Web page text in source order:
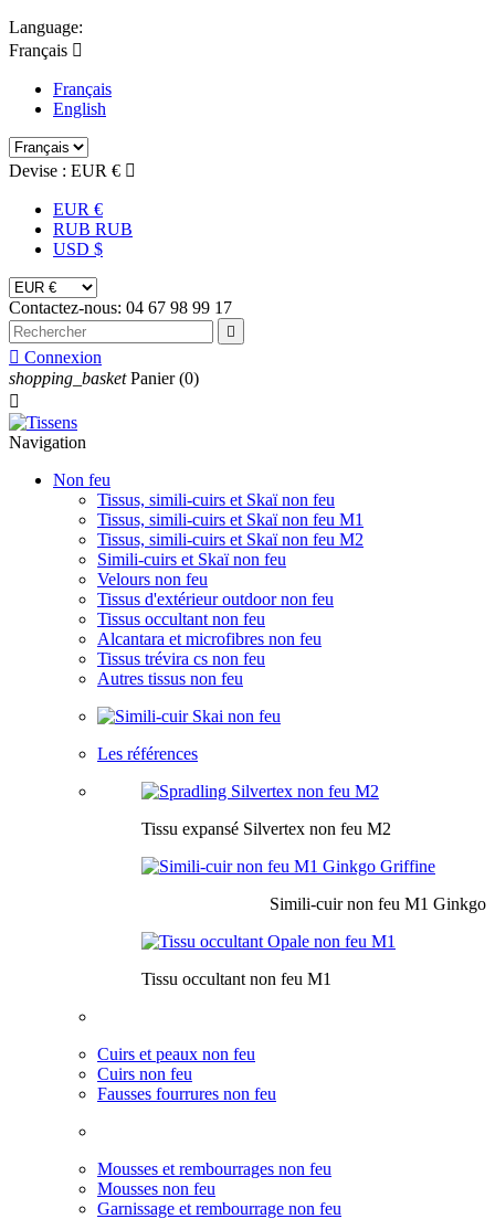
Language:
Français 
Français
English
Devise : EUR € 
EUR €
RUB RUB
USD $
Contactez-nous: 04 67 98 99 17

 Connexion
shopping_basket Panier (0)

Navigation
Non feu
Tissus, simili-cuirs et Skaï non feu
Tissus, simili-cuirs et Skaï non feu M1
Tissus, simili-cuirs et Skaï non feu M2
Simili-cuirs et Skaï non feu
Velours non feu
Tissus d'extérieur outdoor non feu
Tissus occultant non feu
Alcantara et microfibres non feu
Tissus trévira cs non feu
Autres tissus non feu
Les références
Tissu expansé Silvertex non feu M2
Simili-cuir non feu M1 Ginkgo
Tissu occultant non feu M1
Cuirs et peaux non feu
Cuirs non feu
Fausses fourrures non feu
Mousses et rembourrages non feu
Mousses non feu
Garnissage et rembourrage non feu